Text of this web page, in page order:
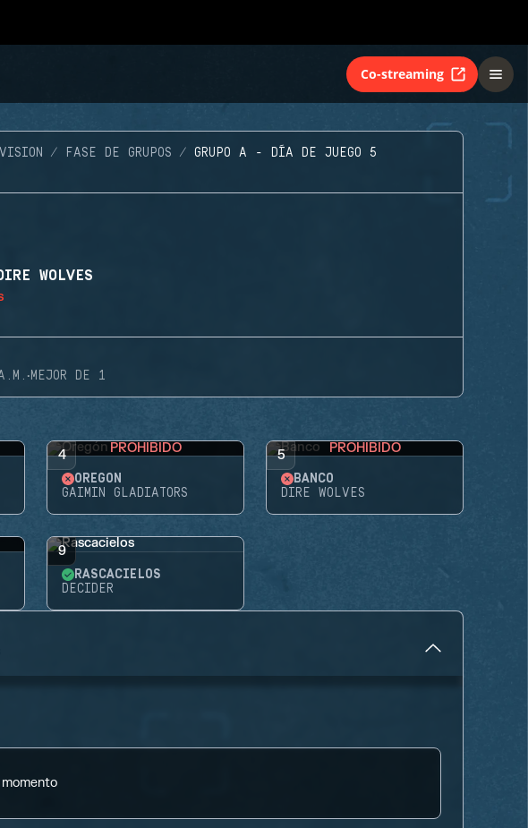
Co-streaming
FASE DE GRUPOS GRUPO A - DÍA DE JUEGO 5
WOLVES
·MEJOR DE 1
4 PROHIBIDO
OREGÓN
GAIMIN GLADIATORS
5 PROHIBIDO
BANCO
DIRE WOLVES
9
RASCACIELOS
DECIDER